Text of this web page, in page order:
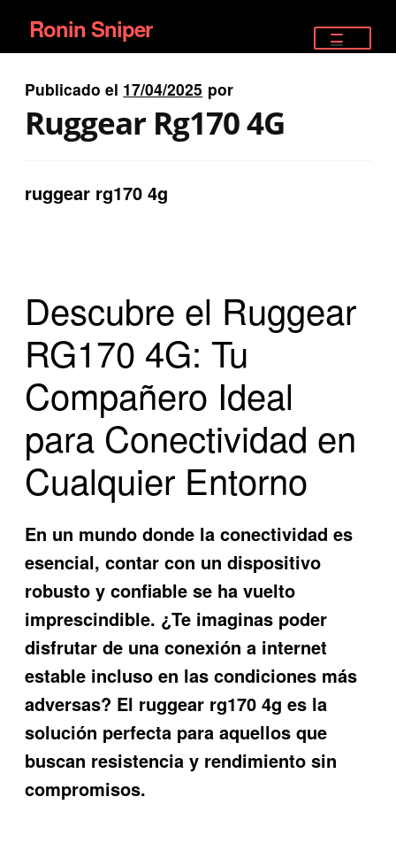
Ir
a
la
navegación
Ir
al
contenido
Ronin Sniper
PISTOLAS
RIFLES DEPORTIVOS
Publicado el 17/04/2025 por
Ruggear Rg170 4G
ruggear rg170 4g
Descubre el Ruggear
RG170 4G: Tu
Compañero Ideal
para Conectividad en
Cualquier Entorno
En un mundo donde la conectividad es
esencial, contar con un dispositivo
robusto y confiable se ha vuelto
imprescindible. ¿Te imaginas poder
disfrutar de una conexión a internet
estable incluso en las condiciones más
adversas? El ruggear rg170 4g es la
solución perfecta para aquellos que
buscan resistencia y rendimiento sin
compromisos.